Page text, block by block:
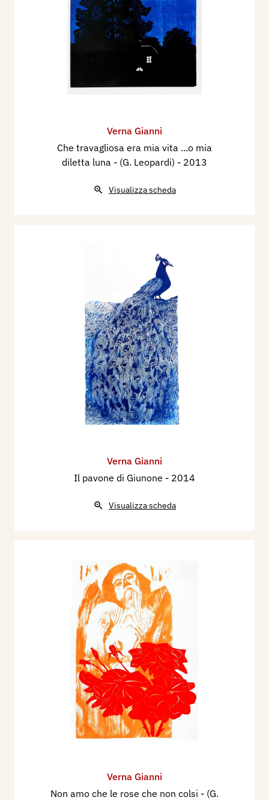
Verna Gianni
Che travagliosa era mia vita ...o mia
diletta luna - (G. Leopardi) - 2013
Visualizza scheda
Verna Gianni
Il pavone di Giunone - 2014
Visualizza scheda
Verna Gianni
Non amo che le rose che non colsi - (G.